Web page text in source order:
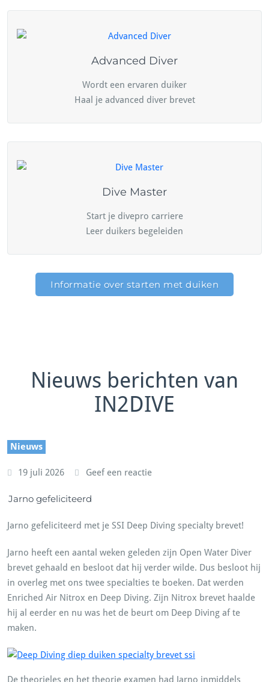
Advanced Diver
Wordt een ervaren duiker
Haal je advanced diver brevet
Dive Master
Start je divepro carriere
Leer duikers begeleiden
Informatie over starten met duiken
Nieuws berichten van
IN2DIVE
Nieuws
19 juli 2026 Geef een reactie
Jarno gefeliciteerd
Jarno gefeliciteerd met je SSI Deep Diving specialty brevet!
Jarno heeft een aantal weken geleden zijn Open Water Diver
brevet gehaald en besloot dat hij verder wilde. Dus besloot hij
in overleg met ons twee specialties te boeken. Dat werden
Enriched Air Nitrox en Deep Diving. Zijn Nitrox brevet haalde
hij al eerder en nu was het de beurt om Deep Diving af te
maken.
De theorieles en het theorie examen had Jarno inmiddels